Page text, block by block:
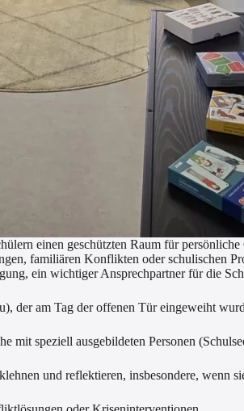
einen geschützten Raum für
familiären Konflikten oder schulischen
ein wichtiger Ansprechpartner für die
der am Tag der offenen Tür eingeweiht
mit speziell ausgebildeten Personen
und reflektieren, insbesondere, wenn